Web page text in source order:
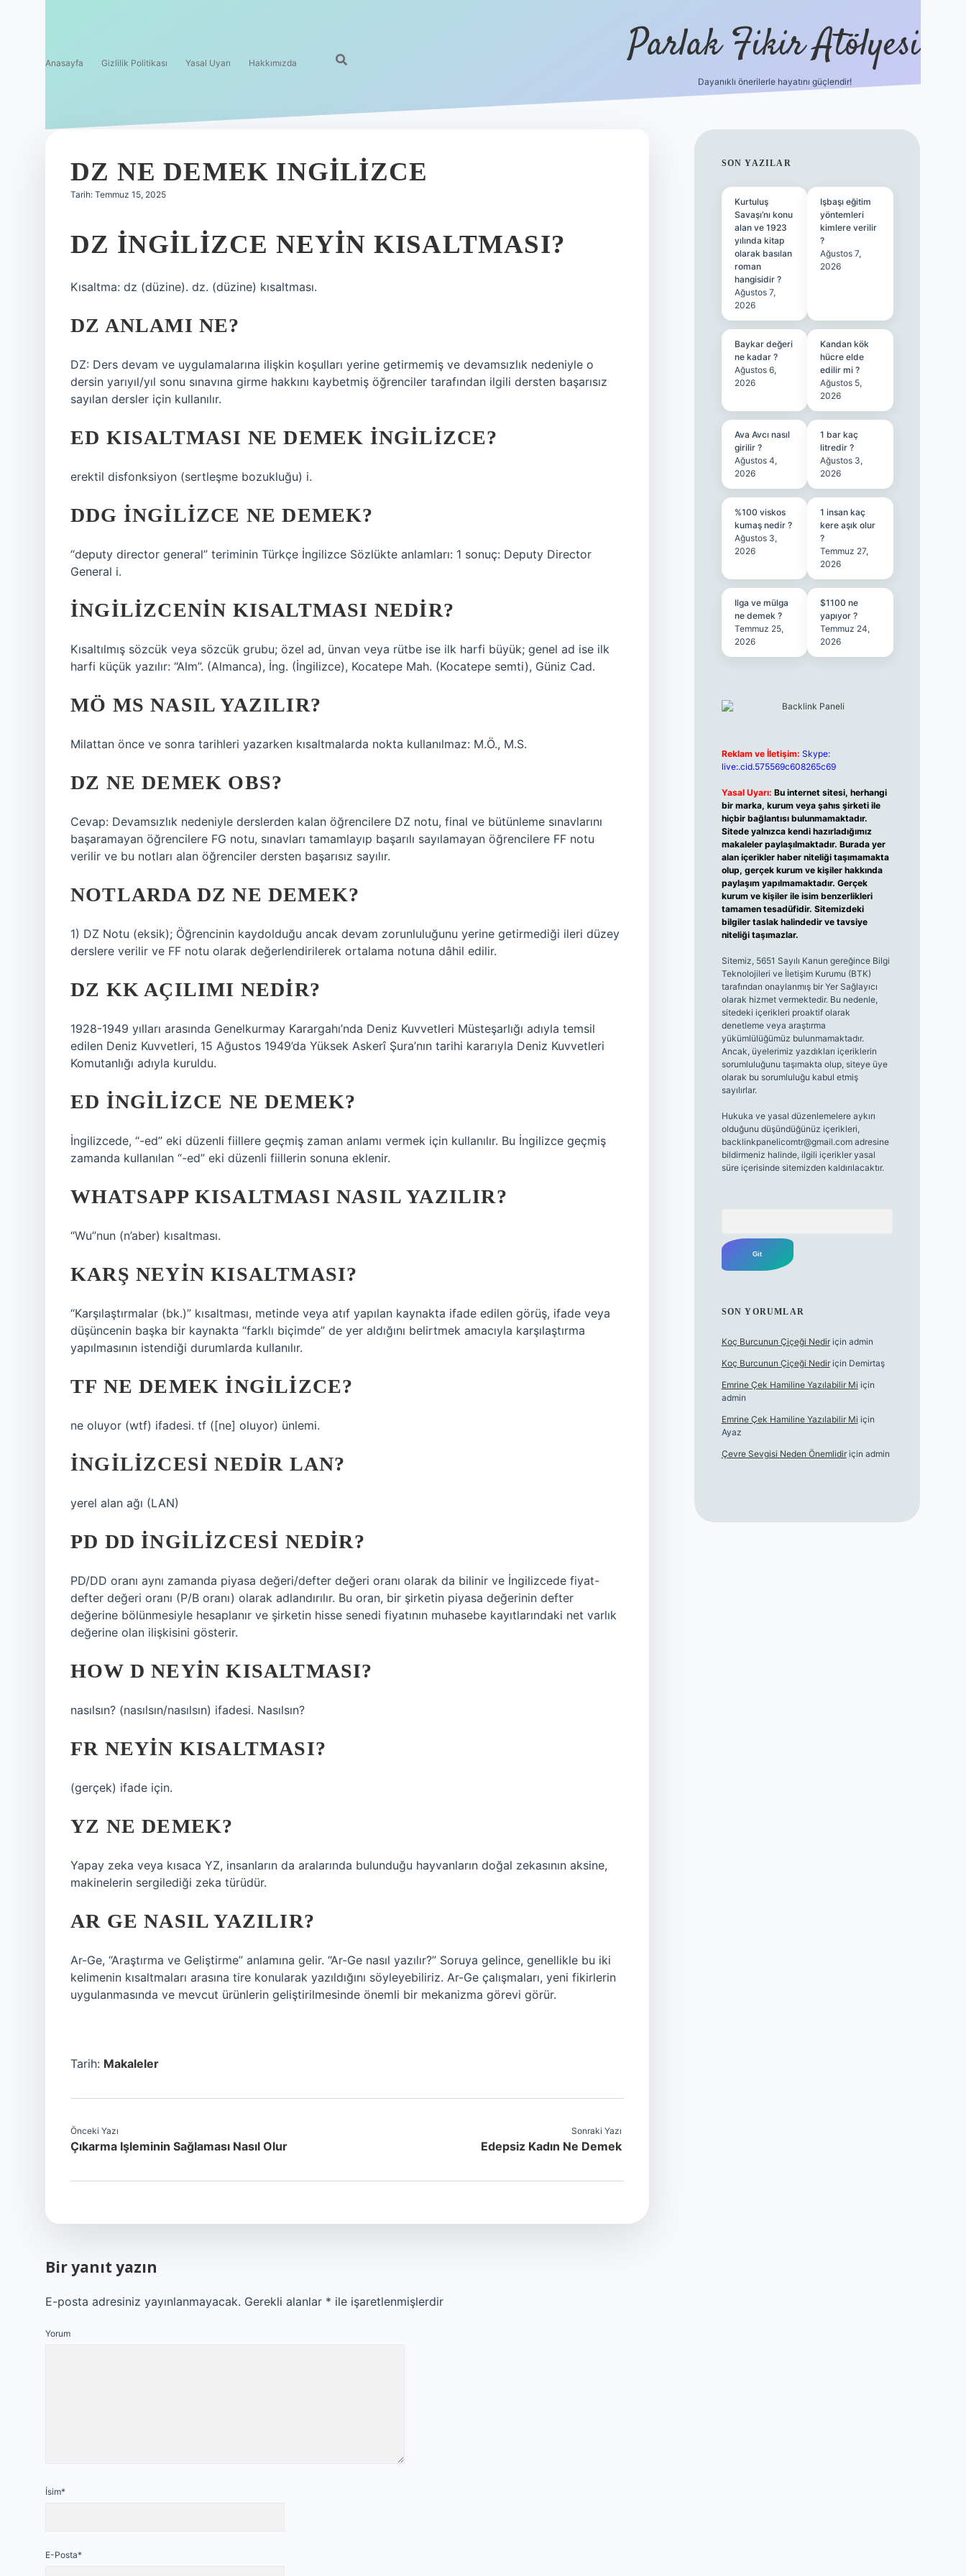
Anasayfa Gizlilik Politikası Yasal Uyarı Hakkımızda Parlak Fikir Atölyesi
Dayanıklı önerilerle hayatını güçlendir!
DZ NE DEMEK INGILIZCE
Tarih: Temmuz 15, 2025
DZ INGILIZCE NEYIN KISALTMASI?
Kısaltma: dz (düzine). dz. (düzine) kısaltması.
DZ ANLAMI NE?
DZ: Ders devam ve uygulamalarına ilişkin koşulları yerine getirmemiş ve devamsızlık nedeniyle o
dersin yarıyıl/yıl sonu sınavına girme hakkını kaybetmiş öğrenciler tarafından ilgili dersten başarısız
sayılan dersler için kullanılır.
ED KISALTMASI NE DEMEK INGILIZCE?
erektil disfonksiyon (sertleşme bozukluğu) i.
DDG INGILIZCE NE DEMEK?
“deputy director general” teriminin Türkçe İngilizce Sözlükte anlamları: 1 sonuç: Deputy Director
General i.
İNGILIZCENIN KISALTMASI NEDIR?
Kısaltılmış sözcük veya sözcük grubu; özel ad, ünvan veya rütbe ise ilk harfi büyük; genel ad ise ilk
harfi küçük yazılır: “Alm”. (Almanca), İng. (İngilizce), Kocatepe Mah. (Kocatepe semti), Güniz Cad.
MÖ MS NASIL YAZILIR?
Milattan önce ve sonra tarihleri ​​yazarken kısaltmalarda nokta kullanılmaz: M.Ö., M.S.
DZ NE DEMEK OBS?
Cevap: Devamsızlık nedeniyle derslerden kalan öğrencilere DZ notu, final ve bütünleme sınavlarını
başaramayan öğrencilere FG notu, sınavları tamamlayıp başarılı sayılamayan öğrencilere FF notu
verilir ve bu notları alan öğrenciler dersten başarısız sayılır.
NOTLARDA DZ NE DEMEK?
1) DZ Notu (eksik); Öğrencinin kaydolduğu ancak devam zorunluluğunu yerine getirmediği ileri düzey
derslere verilir ve FF notu olarak değerlendirilerek ortalama notuna dâhil edilir.
DZ KK AÇILIMI NEDIR?
1928-1949 yılları arasında Genelkurmay Karargahı’nda Deniz Kuvvetleri Müsteşarlığı adıyla temsil
edilen Deniz Kuvvetleri, 15 Ağustos 1949’da Yüksek Askerî Şura’nın tarihi kararıyla Deniz Kuvvetleri
Komutanlığı adıyla kuruldu.
ED INGILIZCE NE DEMEK?
İngilizcede, “-ed” eki düzenli fiillere geçmiş zaman anlamı vermek için kullanılır. Bu İngilizce geçmiş
zamanda kullanılan “-ed” eki düzenli fiillerin sonuna eklenir.
WHATSAPP KISALTMASI NASIL YAZILIR?
“Wu”nun (n’aber) kısaltması.
KARŞ NEYIN KISALTMASI?
“Karşılaştırmalar (bk.)” kısaltması, metinde veya atıf yapılan kaynakta ifade edilen görüş, ifade veya
düşüncenin başka bir kaynakta “farklı biçimde” de yer aldığını belirtmek amacıyla karşılaştırma
yapılmasının istendiği durumlarda kullanılır.
TF NE DEMEK INGILIZCE?
ne oluyor (wtf) ifadesi. tf ([ne] oluyor) ünlemi.
İNGILIZCESI NEDIR LAN?
yerel alan ağı (LAN)
PD DD INGILIZCESI NEDIR?
PD/DD oranı aynı zamanda piyasa değeri/defter değeri oranı olarak da bilinir ve İngilizcede fiyat-
defter değeri oranı (P/B oranı) olarak adlandırılır. Bu oran, bir şirketin piyasa değerinin defter
değerine bölünmesiyle hesaplanır ve şirketin hisse senedi fiyatının muhasebe kayıtlarındaki net varlık
değerine olan ilişkisini gösterir.
HOW D NEYIN KISALTMASI?
nasılsın? (nasılsın/nasılsın) ifadesi. Nasılsın?
FR NEYIN KISALTMASI?
(gerçek) ifade için.
YZ NE DEMEK?
Yapay zeka veya kısaca YZ, insanların da aralarında bulunduğu hayvanların doğal zekasının aksine,
makinelerin sergilediği zeka türüdür.
AR GE NASIL YAZILIR?
Ar-Ge, “Araştırma ve Geliştirme” anlamına gelir. “Ar-Ge nasıl yazılır?” Soruya gelince, genellikle bu iki
kelimenin kısaltmaları arasına tire konularak yazıldığını söyleyebiliriz. Ar-Ge çalışmaları, yeni fikirlerin
uygulanmasında ve mevcut ürünlerin geliştirilmesinde önemli bir mekanizma görevi görür.
Tarih: Makaleler
Önceki Yazı
Çıkarma Işleminin Sağlaması Nasıl Olur
Sonraki Yazı
Edepsiz Kadın Ne Demek
Bir yanıt yazın
E-posta adresiniz yayınlanmayacak. Gerekli alanlar * ile işaretlenmişlerdir
Yorum
İsim*
E-Posta*
SIDEBAR
SON YAZILAR
Kurtuluş
Savaşı’nı konu
alan ve 1923
yılında kitap
olarak basılan
roman
hangisidir ?
Ağustos 7,
2026
Işbaşı eğitim
yöntemleri
kimlere verilir
?
Ağustos 7,
2026
Baykar değeri
ne kadar ?
Ağustos 6,
2026
Kandan kök
hücre elde
edilir mi ?
Ağustos 5,
2026
Ava Avcı nasıl
girilir ?
Ağustos 4,
2026
1 bar kaç
litredir ?
Ağustos 3,
2026
%100 viskos
kumaş nedir ?
Ağustos 3,
2026
1 insan kaç
kere aşık olur
?
Temmuz 27,
2026
Ilga ve mülga
ne demek ?
Temmuz 25,
2026
$1100 ne
yapıyor ?
Temmuz 24,
2026
Reklam ve İletişim: Skype:
live:.cid.575569c608265c69
Yasal Uyarı: Bu internet sitesi, herhangi
bir marka, kurum veya şahıs şirketi ile
hiçbir bağlantısı bulunmamaktadır.
Sitede yalnızca kendi hazırladığımız
makaleler paylaşılmaktadır. Burada yer
alan içerikler haber niteliği taşımamakta
olup, gerçek kurum ve kişiler hakkında
paylaşım yapılmamaktadır. Gerçek
kurum ve kişiler ile isim benzerlikleri
tamamen tesadüfidir. Sitemizdeki
bilgiler taslak halindedir ve tavsiye
niteliği taşımazlar.
Sitemiz, 5651 Sayılı Kanun gereğince Bilgi
Teknolojileri ve İletişim Kurumu (BTK)
tarafından onaylanmış bir Yer Sağlayıcı
olarak hizmet vermektedir. Bu nedenle,
sitedeki içerikleri proaktif olarak
denetleme veya araştırma
yükümlülüğümüz bulunmamaktadır.
Ancak, üyelerimiz yazdıkları içeriklerin
sorumluluğunu taşımakta olup, siteye üye
olarak bu sorumluluğu kabul etmiş
sayılırlar.
Hukuka ve yasal düzenlemelere aykırı
olduğunu düşündüğünüz içerikleri,
backlinkpanelicomtr@gmail.comadresine
bildirmeniz halinde, ilgili içerikler yasal
süre içerisinde sitemizden kaldırılacaktır.
SON YORUMLAR
Koç Burcunun Çiçeği Nediriçin admin
Koç Burcunun Çiçeği Nediriçin Demirtaş
Emrine Çek Hamiline Yazılabilir Mi için
admin
Emrine Çek Hamiline Yazılabilir Mi için
Ayaz
Çevre Sevgisi Neden Önemlidiriçin admin
ilbet casino